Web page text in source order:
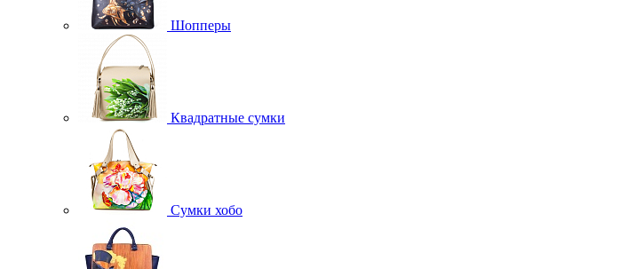
Шопперы
Квадратные сумки
Сумки хобо